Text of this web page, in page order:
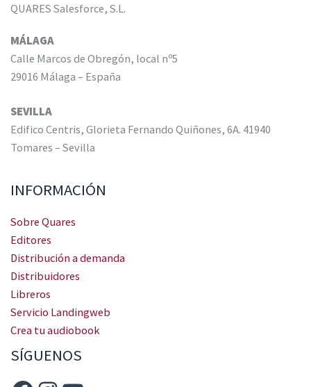
QUARES Salesforce, S.L.
MÁLAGA
Calle Marcos de Obregón, local nº5
29016 Málaga – España
SEVILLA
Edifico Centris, Glorieta Fernando Quiñones, 6A. 41940
Tomares – Sevilla
INFORMACIÓN
Sobre Quares
Editores
Distribución a demanda
Distribuidores
Libreros
Servicio Landingweb
Crea tu audiobook
SÍGUENOS